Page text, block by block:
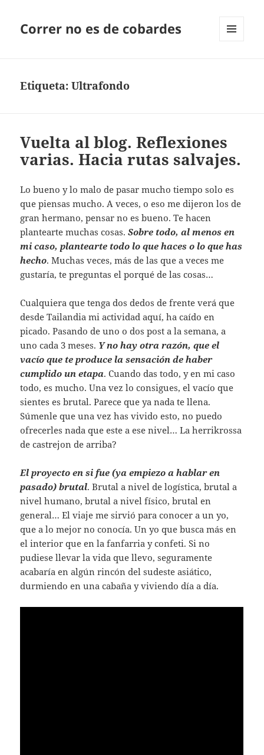
Correr no es de cobardes
Etiqueta:Ultrafondo
Vuelta al blog. Reflexiones
varias. Hacia rutas salvajes.
Lo bueno y lo malo de pasar mucho tiempo solo es
que piensas mucho. A veces, o eso me dijeron los de
gran hermano, pensar no es bueno. Te hacen
plantearte muchas cosas.Sobre todo, al menos en
mi caso, plantearte todo lo que haces o lo que has
hecho. Muchas veces, más de las que a veces me
gustaría, te preguntas el porqué de las cosas…
Cualquiera que tenga dos dedos de frente verá que
desde Tailandia mi actividad aquí, ha caído en
picado. Pasando de uno o dos post a la semana, a
uno cada 3 meses. Y no hay otra razón, que el
vacío que te produce la sensación de haber
cumplido un etapa. Cuando das todo, y en mi caso
todo, es mucho. Una vez lo consigues, el vacío que
sientes es brutal. Parece que ya nada te llena.
Súmenle que una vez has vivido esto, no puedo
ofrecerles nada que este a ese nivel… La herrikrossa
de castrejon de arriba?
El proyecto en si fue (ya empiezo a hablar en
pasado) brutal. Brutal a nivel de logística, brutal a
nivel humano, brutal a nivel físico, brutal en
general… El viaje me sirvió para conocer a un yo,
que a lo mejor no conocía. Un yo que busca más en
el interior que en la fanfarria y confeti. Si no
pudiese llevar la vida que llevo, seguramente
acabaría en algún rincón del sudeste asiático,
durmiendo en una cabaña y viviendo día a día.